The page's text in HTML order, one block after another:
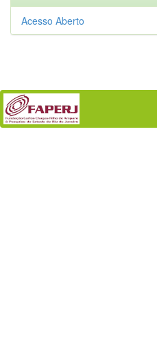
Acesso Aberto